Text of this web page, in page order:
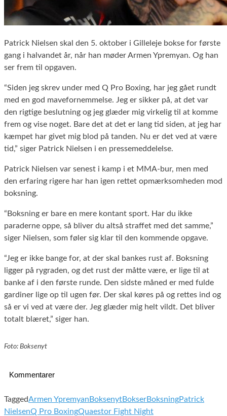
Patrick Nielsen skal den 5. oktober i Gilleleje bokse for første
gang i halvandet år, når han møder Armen Ypremyan. Og han
ser frem til opgaven.
“Siden jeg skrev under med Q Pro Boxing, har jeg gået rundt
med en god mavefornemmelse. Jeg er sikker på, at det var
den rigtige beslutning og jeg glæder mig virkelig til at komme
frem og vise noget. Bare det at det er lang tid siden, at jeg har
kæmpet har givet mig blod på tanden. Nu er det ved at være
tid,” siger Patrick Nielsen i en pressemeddelelse.
Patrick Nielsen var senest i kamp i et MMA-bur, men med
den erfaring rigere har han igen rettet opmærksomheden mod
boksning.
“Boksning er bare en mere kontant sport. Har du ikke
paraderne oppe, så bliver du altså straffet med det samme,”
siger Nielsen, som føler sig klar til den kommende opgave.
“Jeg er ikke bange for, at der skal bankes rust af. Boksning
ligger på rygraden, og det rust der måtte være, er lige til at
banke af i den første runde. Den sidste måned er med fulde
gardiner lige op til ugen før. Der skal køres på og rettes ind og
så er vi ved at være der. Jeg glæder mig helt vildt. Det bliver
totalt blæret,” siger han.
Foto: Boksenyt
Kommentarer
TaggedArmen Ypremyan BoksenytBokserBoksningPatrick
NielsenQ Pro BoxingQuaestor Fight Night